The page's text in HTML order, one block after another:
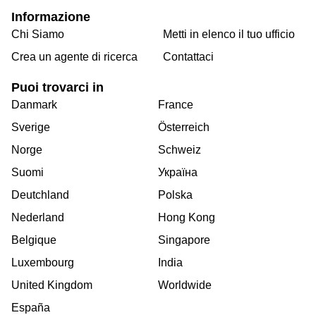
Informazione
Chi Siamo
Crea un agente di ricerca
Metti in elenco il tuo ufficio
Contattaci
Puoi trovarci in
Danmark
Sverige
Norge
Suomi
Deutchland
Nederland
Belgique
Luxembourg
United Kingdom
España
France
Österreich
Schweiz
Україна
Polska
Hong Kong
Singapore
India
Worldwide